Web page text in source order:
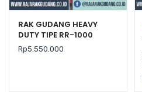
RAK GUDANG HEAVY
DUTY TIPE RR-1000
Rp5.550.000